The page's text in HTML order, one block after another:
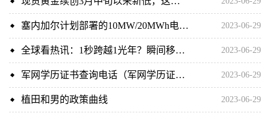
塞内加尔计划部署的10MW/20MWh电池储能系统获得3200万欧元资助 2023-06-29
全球看热讯：1秒跨越1光年？瞬间移动真有可能实现吗？ 2023-06-29
军网学历证书查询电话（军网学历证书查询系统） 2023-06-29
植田和男的政策曲线 2023-06-29